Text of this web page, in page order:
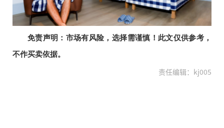
免责声明：市场有风险，选择需谨慎！此文仅供参考，
不作买卖依据。
责任编辑：kj005